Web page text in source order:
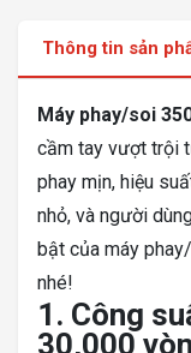
Thông tin sản
Máy phay/soi
cầm tay vượt trội
phay mịn, hiệu
nhỏ, và người
bật của máy
nhé!
1. Công
30,000